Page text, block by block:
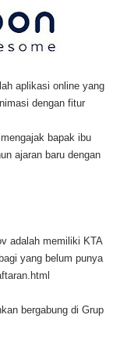
aplikasi online yang
dengan fitur
bapak ibu
ajaran baru dengan
adalah memiliki KTA
yang belum punya
bergabung di Grup